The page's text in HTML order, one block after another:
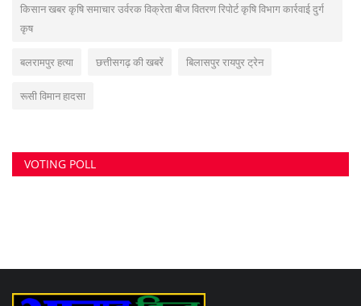
किसान खबर कृषि समाचार उर्वरक विक्रेता बीज वितरण रिपोर्ट कृषि विभाग कार्रवाई दुर्ग
कृष
बलरामपुर हत्या छत्तीसगढ़ की खबरें बिलासपुर रायपुर ट्रेन
रूसी विमान हादसा
VOTING POLL